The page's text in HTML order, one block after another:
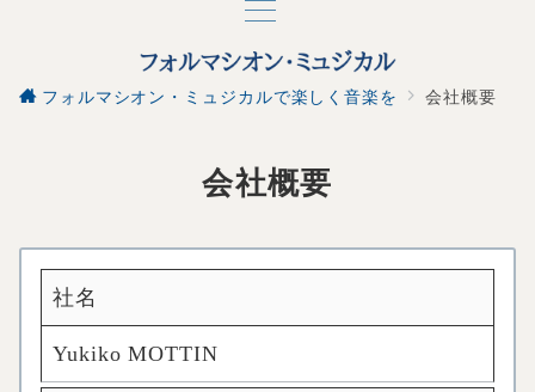
フォルマシオン・ミュジカルで楽しく音楽を 会社概要
会社概要
社名
Yukiko MOTTIN